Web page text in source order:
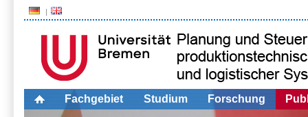
Fachgebiet Studium Forschung